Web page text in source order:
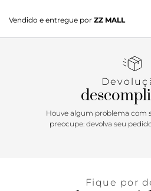
estruturado e retangular e
em corrente metálica com
frontal e encaixe em peça
Vendido e entregue por ZZ MALL
Houve algum problema com
preocupe: devolva seu
Fique por